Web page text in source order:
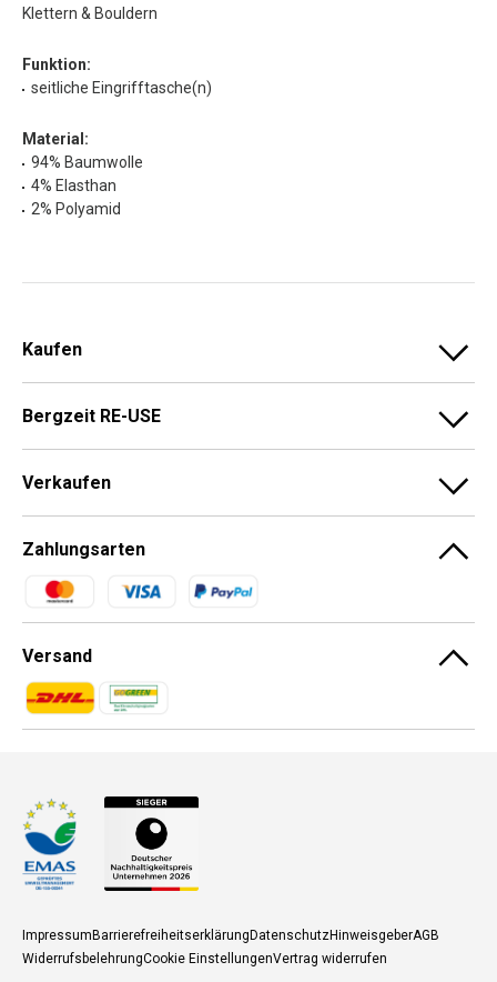
Klettern & Bouldern
Funktion:
seitliche Eingrifftasche(n)
Material:
94% Baumwolle
4% Elasthan
2% Polyamid
Kaufen
Bergzeit RE-USE
Verkaufen
Zahlungsarten
Zahlungsmethoden
Versand
Zahlungsmethoden
Zahlungsmethoden
ImpressumBarrierefreiheitserklärungDatenschutzHinweisgeberAGB
WiderrufsbelehrungCookie EinstellungenVertrag widerrufen